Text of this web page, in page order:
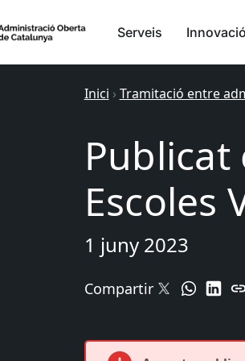
Serveis
Inici › Tramitació entre
Publicat
Escoles
1 juny 2023
Compartir